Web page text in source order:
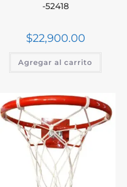
-52418
$22,900.00
Agregar al carrito